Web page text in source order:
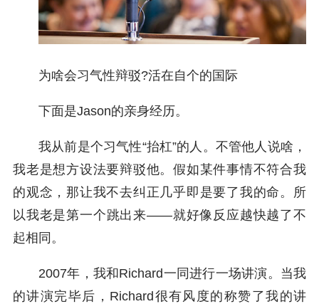
为啥会习气性辩驳?活在自个的国际
下面是Jason的亲身经历。
我从前是个习气性“抬杠”的人。不管他人说啥，
我老是想方设法要辩驳他。假如某件事情不符合我
的观念，那让我不去纠正几乎即是要了我的命。所
以我老是第一个跳出来——就好像反应越快越了不
起相同。
2007年，我和Richard一同进行一场讲演。当我
的讲演完毕后，Richard很有风度的称赞了我的讲